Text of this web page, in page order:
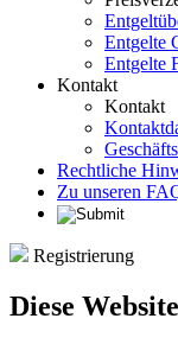
Entgelte
Entgelte
Kontakt
Kontakt
Rechtliche
Zu unseren
Registrierung
Diese